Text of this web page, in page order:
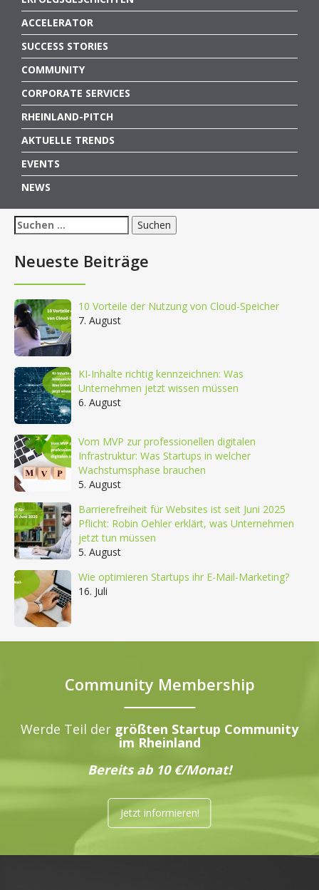
ACCELERATOR
SUCCESS STORIES
COMMUNITY
CORPORATE SERVICES
RHEINLAND-PITCH
AKTUELLE TRENDS
EVENTS
NEWS
Suchen
nach:
Neueste Beiträge
10 Vorteile der Nutzung von Cloud-Speicher
7. August
KI-Inhalte richtig kennzeichnen: Was
Unternehmen jetzt wissen müssen
6. August
Vom MVP zur professionellen digitalen
Infrastruktur: Was Startups in welcher
Wachstumsphase brauchen
5. August
Barrierefreiheit für Websites ist seit Juni 2025
Pflicht: Robin Oehler erklärt, was Unternehmen
jetzt tun müssen
5. August
Wie optimieren Startups ihr E-Mail-Marketing?
16. Juli
Community Membership
Werde Teil der größten Startup Community
im Rheinland
Bereits ab 10 €/Monat!
Jetzt informieren!